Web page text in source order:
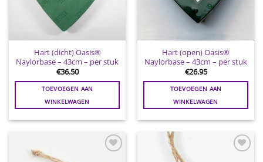
Hart (dicht) Oasis®
Naylorbase – 43cm – per stuk
€36.50
TOEVOEGEN AAN
WINKELWAGEN
Hart (open) Oasis®
Naylorbase – 43cm – per stuk
€26.95
TOEVOEGEN AAN
WINKELWAGEN